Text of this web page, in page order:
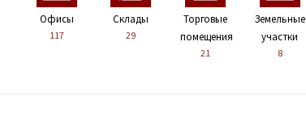
Офисы
117
Склады
29
Торговые
помещения
21
Земельные
участки
8